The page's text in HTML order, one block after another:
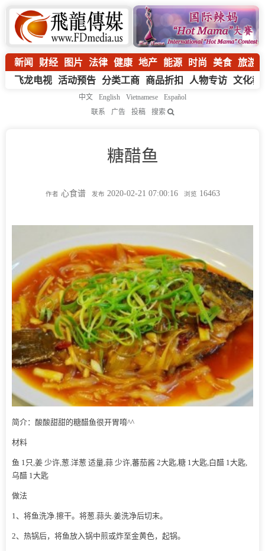
新闻 财经 图片 法律 健康 地产 能源 时尚 美食 旅游
飞龙电视 活动预告 分类工商 商品折扣 人物专访 文化教
中文 English Vietnamese
Español
联系
广告 投稿 搜索
糖醋鱼
作者 心食谱 发布 2020-02-21 07:00:16 浏览 16463
简介：酸酸甜甜的糖醋鱼很开胃唷^^
材料
鱼 1只,姜 少许,葱.洋葱 适量,蒜 少许,蕃茄酱 2大匙,糖 1大匙,白醋 1大匙,
乌醋 1大匙
做法
1、将鱼洗净.擦干。将葱.蒜头.姜洗净后切末。
2、热锅后，将鱼放入锅中煎或炸至金黄色，起锅。